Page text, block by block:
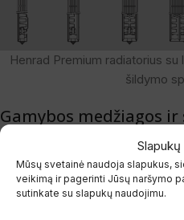
Mūsų svetainė naudoja slapukus,
veikimą ir pagerinti Jūsų naršymo
sutinkate su slapukų naudojimu.
Henrad Premium radiatorius
šildymo
Gamybos medžiagos
gaminami iš
lakštinio plieno pagalEN 442
viršutines dekoratyvines apdailas,
33,3 mm. Konvekcinis paviršius